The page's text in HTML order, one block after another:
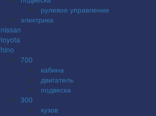
рулевое управление
электрика
nissan
toyota
hino
700
кабина
двигатель
подвеска
300
кузов